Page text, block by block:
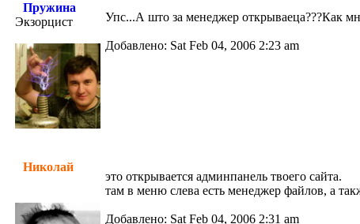
Пружина
Экзорцист
Упс...А што за менеджер открываеца???Как
Добавлено: Sat Feb 04, 2006 2:23 am
Николай
это открывается админпанель твоего сайта.
там в меню слева есть менеджер файлов, а
Добавлено: Sat Feb 04, 2006 2:31 am